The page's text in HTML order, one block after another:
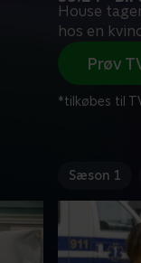
House
hos en
Prøv
*tilkøbes til
Sæson 1